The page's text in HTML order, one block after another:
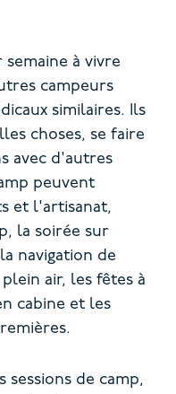
semaine à vivre
campeurs
similaires. Ils
choses, se faire
avec d'autres
peuvent
et l'artisanat,
la soirée sur
navigation de
air, les fêtes à
cabine et les
sessions de camp,